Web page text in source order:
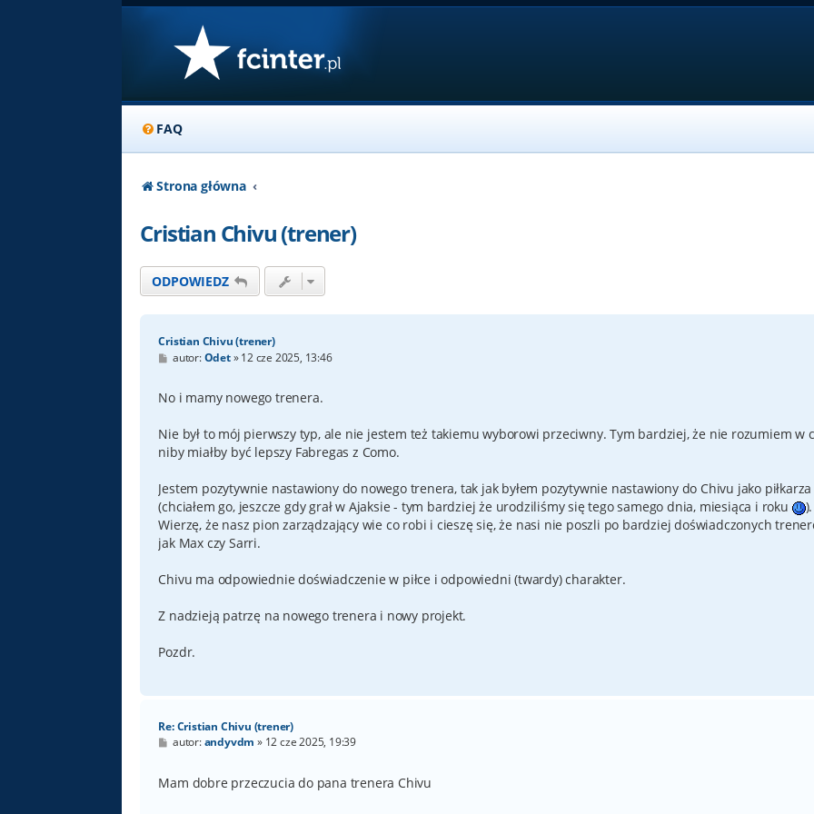
FAQ
Strona główna
Cristian Chivu (trener)
ODPOWIEDZ
Cristian Chivu (trener)
P
t
autor:Odet»12 cze 2025, 13:46
No i mamy nowego trenera.
Nie był to mój pierwszy typ, ale nie jestem też takiemu wyborowi przeciwny. Tym bardziej, że nie rozumiem w
niby miałby być lepszy Fabregas z Como.
Jestem pozytywnie nastawiony do nowego trenera, tak jak byłem pozytywnie nastawiony do Chivu jako piłkarza
(chciałem go, jeszcze gdy grał w Ajaksie - tym bardziej że urodziliśmy się tego samego dnia, miesiąca i roku
).
Wierzę, że nasz pion zarządzający wie co robi i cieszę się, że nasi nie poszli po bardziej doświadczonych
jak Max czy Sarri.
Chivu ma odpowiednie doświadczenie w piłce i odpowiedni (twardy) charakter.
Z nadzieją patrzę na nowego trenera i nowy projekt.
Pozdr.
Re: Cristian Chivu (trener)
P
t
autor:andyvdm » 12 cze 2025, 19:39
Mam dobre przeczucia do pana trenera Chivu